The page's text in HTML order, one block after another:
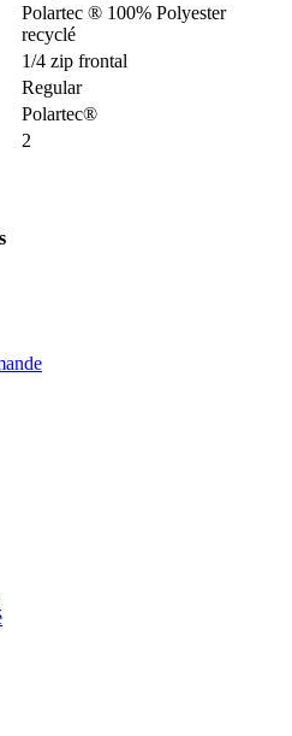
Polartec ® 100% Polyester
recyclé
1/4 zip frontal
Regular
Polartec®
2